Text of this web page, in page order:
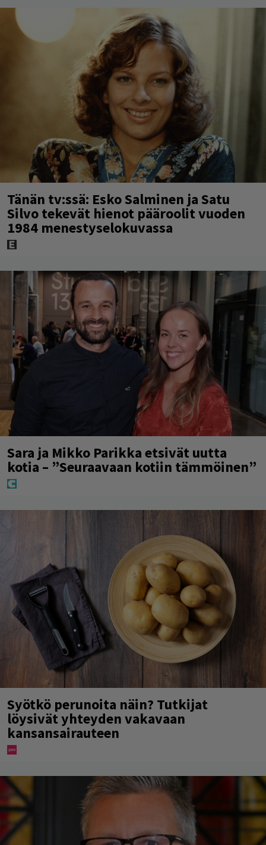
Tänän tv:ssä: Esko Salminen ja Satu
Silvo tekevät hienot pääroolit vuoden
1984 menestyselokuvassa
Sara ja Mikko Parikka etsivät uutta
kotia – ”Seuraavaan kotiin tämmöinen”
Syötkö perunoita näin? Tutkijat
löysivät yhteyden vakavaan
kansansairauteen